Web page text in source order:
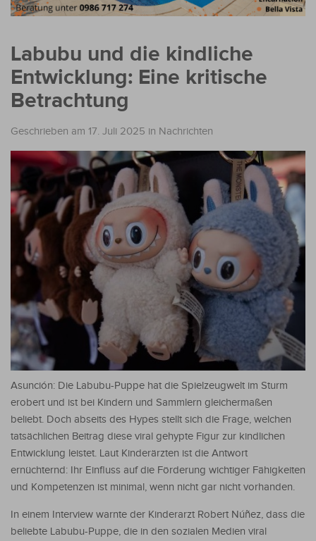
Labubu und die kindliche
Entwicklung: Eine kritische
Betrachtung
Geschrieben am 17. Juli 2025 in Nachrichten
Asunción: Die Labubu-Puppe hat die Spielzeugwelt im Sturm
erobert und ist bei Kindern und Sammlern gleichermaßen
beliebt. Doch abseits des Hypes stellt sich die Frage, welchen
tatsächlichen Beitrag diese viral gehypte Figur zur kindlichen
Entwicklung leistet. Laut Kinderärzten ist die Antwort
ernüchternd: Ihr Einfluss auf die Förderung wichtiger Fähigkeiten
und Kompetenzen ist minimal, wenn nicht gar nicht vorhanden.
In einem Interview warnte der Kinderarzt Robert Núñez, dass die
beliebte Labubu-Puppe, die in den sozialen Medien viral